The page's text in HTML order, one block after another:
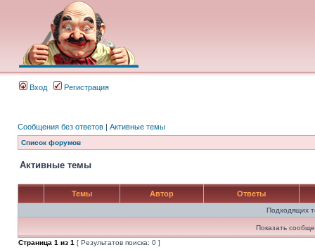
Вход Регистрация
Сообщения без ответов | Активные темы
Список форумов
Активные темы
Темы Автор Ответы
Подходящих
Показать
Страница 1 из 1 [ Результатов поиска: 0 ]